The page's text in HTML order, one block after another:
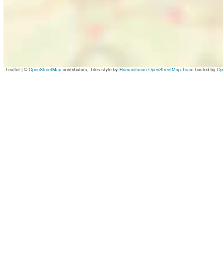
Leaflet|©OpenStreetMapcontributors, Tiles style byHumanitarian OpenStreetMap Teamhosted by